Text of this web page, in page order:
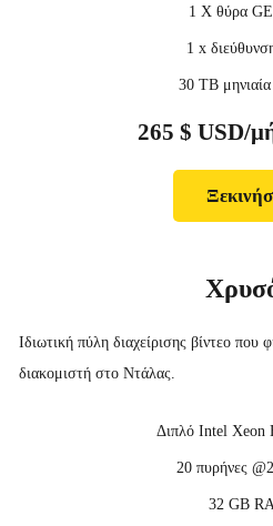
1 X θύρα
1 x
30 TB
265 $ USD/
Ιδιωτική πύλη διαχείρισης βίντεο που
διακομιστή στο Ντάλας.
Διπλό Intel Xeon
20 πυρήνες
32 GB